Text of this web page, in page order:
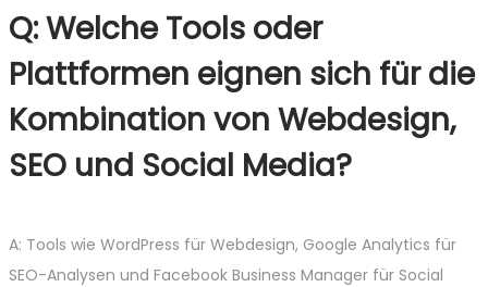
Q: Welche Tools oder
Plattformen eignen sich für die
Kombination von Webdesign,
SEO und Social Media?
A: Tools wie WordPress für Webdesign, Google Analytics für
SEO-Analysen und Facebook Business Manager für Social